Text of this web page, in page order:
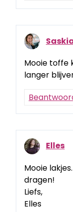
Mooie toffe
langer
Elles
Mooie
dragen!
Liefs,
Elles